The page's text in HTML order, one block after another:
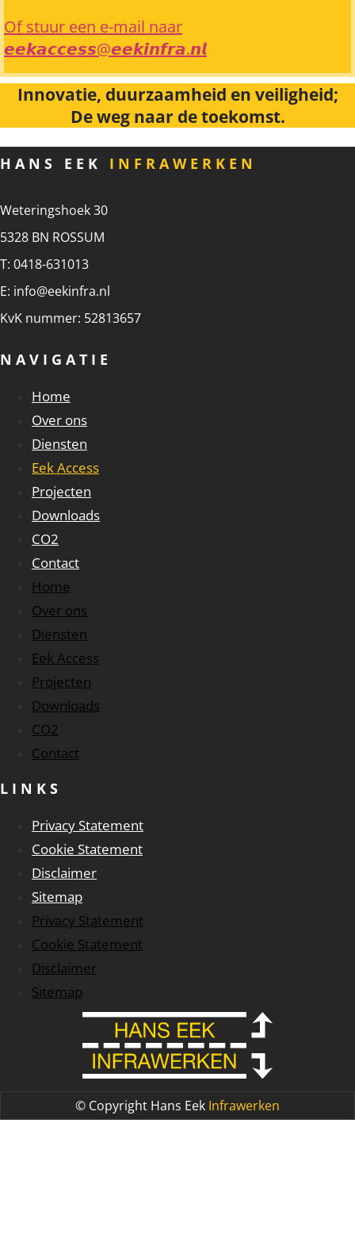
Of stuur een e-mail naar
𝙚𝙚𝙠𝙖𝙘𝙘𝙚𝙨𝙨@𝙚𝙚𝙠𝙞𝙣𝙛𝙧𝙖.𝙣𝙡
Innovatie, duurzaamheid en veiligheid;
De weg naar de toekomst.
HANS EEK INFRAWERKEN
Weteringshoek 30
5328 BN ROSSUM
T: 0418-631013
E: info@eekinfra.nl
KvK nummer: 52813657
NAVIGATIE
Home
Over ons
Diensten
Eek Access
Projecten
Downloads
CO2
Contact
Home
Over ons
Diensten
Eek Access
Projecten
Downloads
CO2
Contact
LINKS
Privacy Statement
Cookie Statement
Disclaimer
Sitemap
Privacy Statement
Cookie Statement
Disclaimer
Sitemap
© Copyright Hans Eek Infrawerken